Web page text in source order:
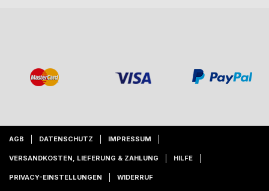
AGB DATENSCHUTZ IMPRESSUM
VERSANDKOSTEN, LIEFERUNG & ZAHLUNG HILFE
PRIVACY-EINSTELLUNGEN WIDERRUF